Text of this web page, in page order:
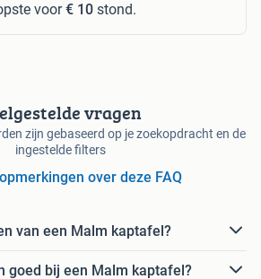
voor€ 10 stond.
vragen
zijn gebaseerd op je zoekopdracht en de
ingestelde filters
over deze FAQ
van een Malm kaptafel?
goed bij een Malm kaptafel?